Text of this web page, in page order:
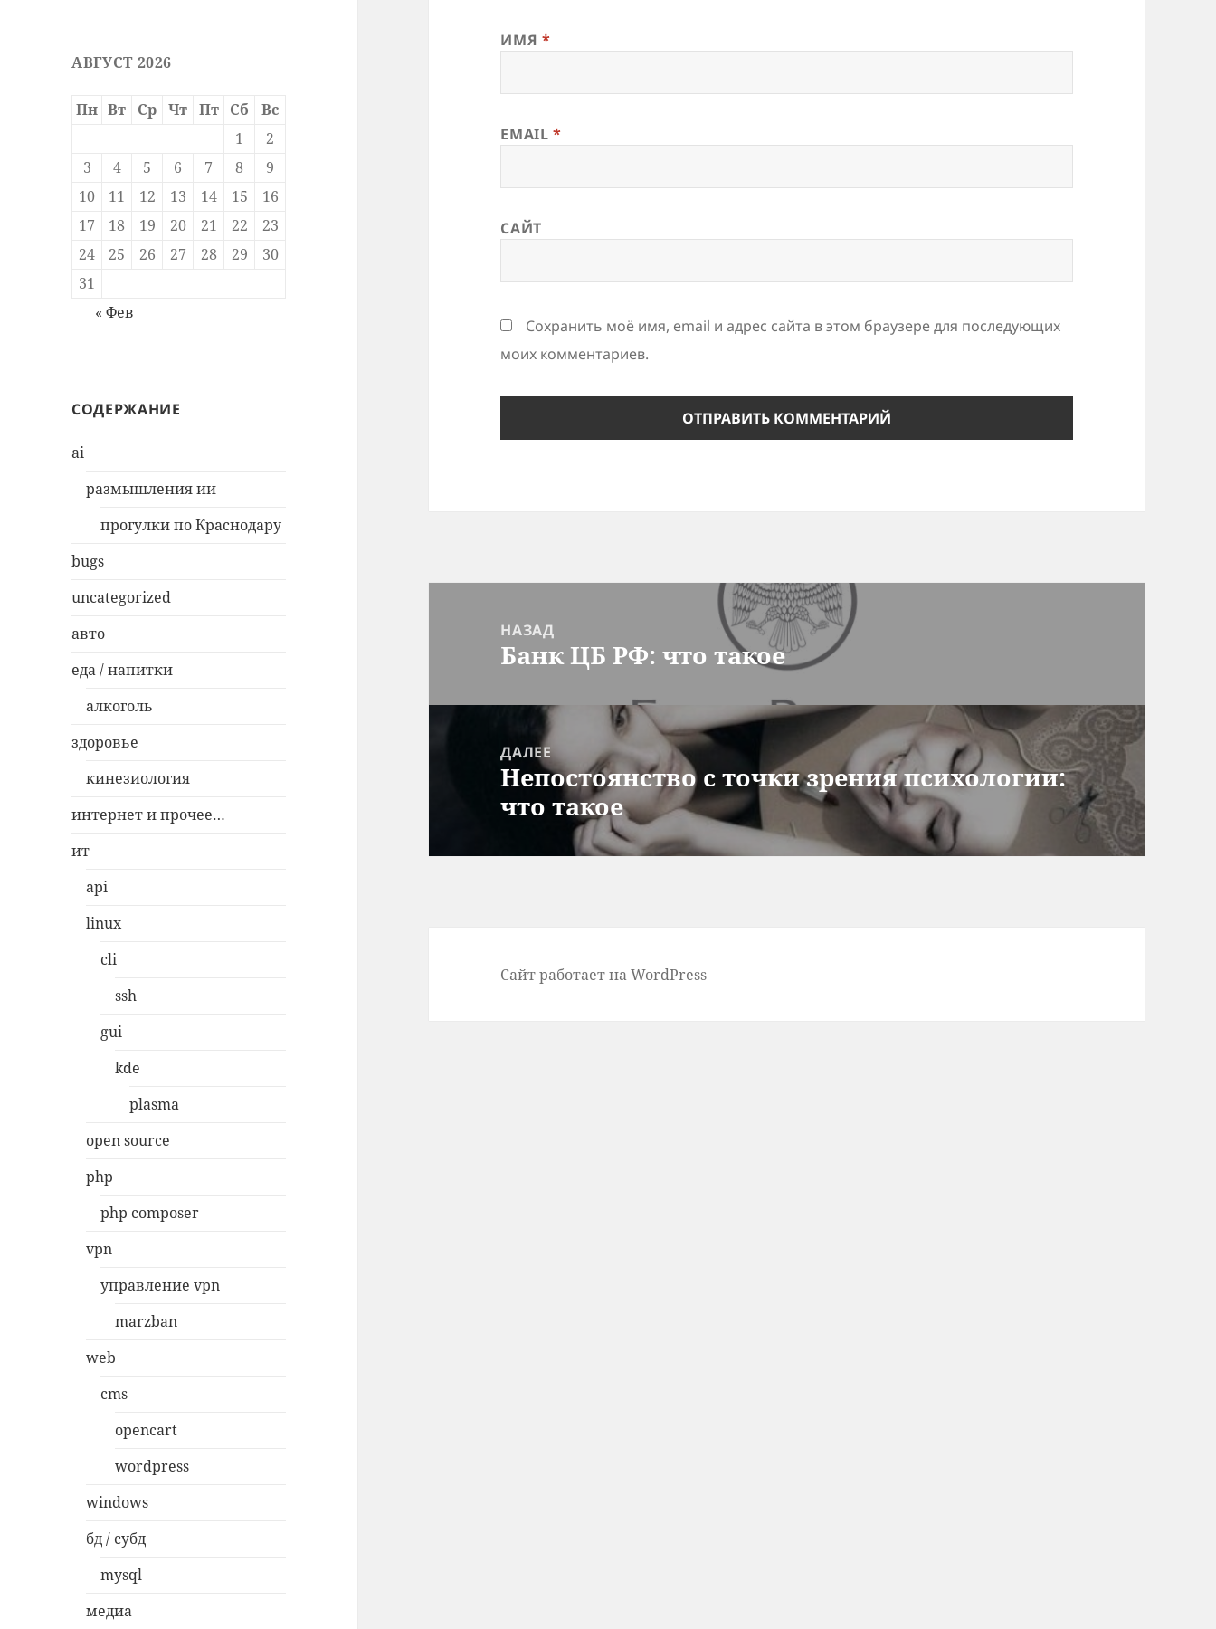
АВГУСТ 2026
Пн Вт Ср Чт Пт Сб
Вс
1
2
3
4 5 6 7 8
9
10
11 12 13 14 15
16
17
18 19 20 21 22
23
24
25 26 27 28 29
30
31
« Фев
СОДЕРЖАНИЕ
ai
размышления ии
прогулки по Краснодару
bugs
uncategorized
авто
еда / напитки
алкоголь
здоровье
кинезиология
интернет и прочее…
ит
api
linux
cli
ssh
gui
kde
plasma
open source
php
php composer
vpn
управление vpn
marzban
web
cms
opencart
wordpress
windows
бд / субд
mysql
медиа
ИМЯ *
EMAIL*
САЙТ
Сохранить моё имя, email и адрес сайта в этом браузере для последующих
моих комментариев.
записям
НАЗАД
Предыдущая
Банк ЦБ РФ: что такое
ДАЛЕЕ
Следующая
запись:
Непостоянство с точки зрения психологии:
что такое
Сайт работает на WordPress